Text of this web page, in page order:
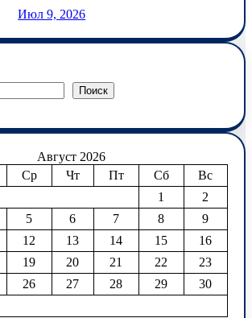
Июл 9, 2026
Поиск
Август 2026
Ср Чт Пт Сб
Вс
1
2
5 6 7 8
9
12 13 14 15
16
19 20 21 22
23
26 27 28 29
30